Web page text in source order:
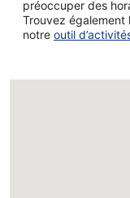
préoccuper des
Trouvez également
notre outil